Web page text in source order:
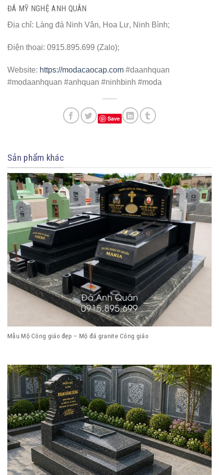
ĐÁ MỸ NGHỆ ANH QUÂN
Địa chỉ: Làng đá Ninh Vân, Hoa Lư, Ninh Bình;
Điện thoại: 0915.895.699 (Zalo);
Website: https://modacaocap.com #daanhquan
#modaanhquan #anhquan #ninhbinh #moda
Save
Sản phẩm khác
Mẫu Mộ Công giáo đẹp – Mộ đá granite Công giáo